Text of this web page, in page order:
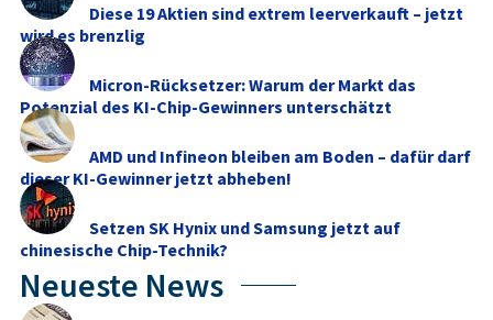
Diese 19 Aktien sind extrem leerverkauft – jetzt
wird es brenzlig
Micron-Rücksetzer: Warum der Markt das
Potenzial des KI-Chip-Gewinners unterschätzt
AMD und Infineon bleiben am Boden – dafür darf
dieser KI-Gewinner jetzt abheben!
Setzen SK Hynix und Samsung jetzt auf
chinesische Chip-Technik?
Neueste News